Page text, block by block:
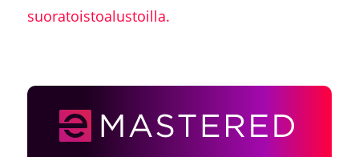
suoratoistoalustoilla.